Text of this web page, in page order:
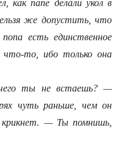
как папе делали укол в
же допустить, что
есть единственное
что-то, ибо только она
ты не встаешь? —
чуть раньше, чем он
крикнет. — Ты помнишь,